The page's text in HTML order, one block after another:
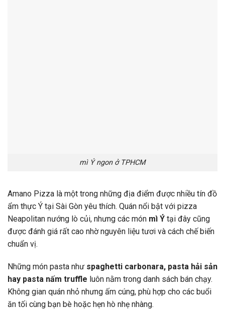
mì Ý ngon ở TPHCM
Amano Pizza là một trong những địa điểm được nhiều tín đồ
ẩm thực Ý tại Sài Gòn yêu thích. Quán nổi bật với pizza
Neapolitan nướng lò củi, nhưng các món mì Ý tại đây cũng
được đánh giá rất cao nhờnguyên liệu tươi và cách chếbiến
chuẩn vị.
Những món pasta như spaghetti carbonara, pasta hải sản
hay pasta nấm truffle luôn nằm trong danh sách bán chạy.
Không gian quán nhỏ nhưng ấm cúng, phù hợp cho các buổi
ăn tối cùng bạn bè hoặc hẹn hò nhẹ nhàng.